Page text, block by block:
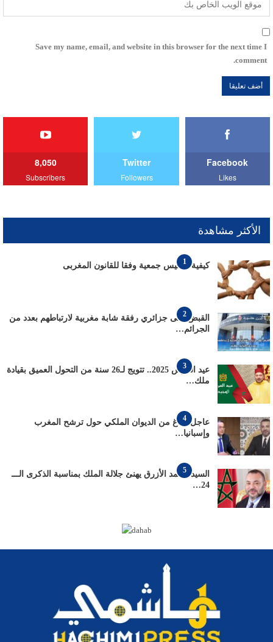
Save my name, email, and website in this browser for the next time I
comment.
Facebook
Likes
Twitter
Followers
8,050
Subscribers
الأكثر مشاهدة
1
كيفية تأسيس جمعية وفقا للقانون المغربى
2
القبض على جزائري رفقة شابة مغربية لارتباطهم بعدد من
الجرائم…
3
عيد العرش 2025.. تتويج لـ26 سنة من التحول العميق بقيادة
ملك…
4
عاجل: بلاغ من الديوان الملكي حول ترشح المغرب
وإسبانيا…
5
السيد محمد الأزرق يهنئ جلالة الملك بمناسبة الذكرى الـــ
24…